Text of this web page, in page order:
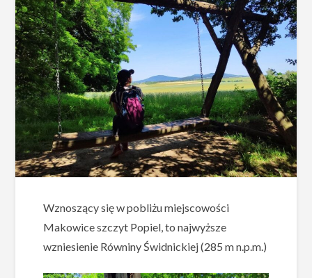
Wznoszący się w pobliżu miejscowości
Makowice szczyt Popiel, to najwyższe
wzniesienie Równiny Świdnickiej (285 m n.p.m.)